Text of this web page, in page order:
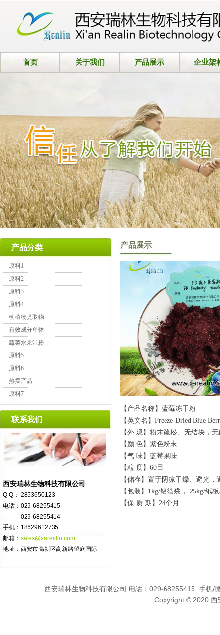
首页 关于我们 产品展示 企业架
原料1
原料2
原料3
原料4
动植物提取物
有效成分单体
蔬菜水果汁粉
原料5
原料6
热卖产品
原料7
西安瑞林生物科技有限公司
Q Q： 2853650123
电话：029-68255415
029-68255414
手机：18629612735
邮箱： sales@xarealin.com
地址：西安市高新区高新路望庭国际
产品分类
联系我们
产品展示
【产品名称】蓝莓冻干粉
【英文名】Freeze-Dried Blue
【外 观】粉末疏松、无结块，
【颜 色】紫色粉末
【气 味】蓝莓果味
【粒 度】60目
【储存】置于阴凉干燥、避光，
【包装】1kg/铝箔袋， 25kg/纸
【保 质 期】24个月
西安瑞林生物科技有限公司 电话：029-68255415 手
Copyright © 2020